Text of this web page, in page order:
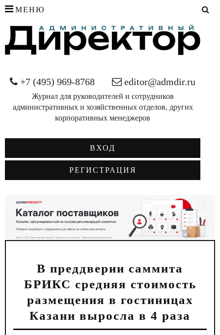
МЕНЮ
+7 (495) 969-8768 editor@admdir.ru
Журнал для руководителей и сотрудников
административных и хозяйственных отделов, других
корпоративных менеджеров
ВХОД
РЕГИСТРАЦИЯ
В преддверии саммита
БРИКС средняя стоимость
размещения в гостиницах
Казани выросла в 4 раза